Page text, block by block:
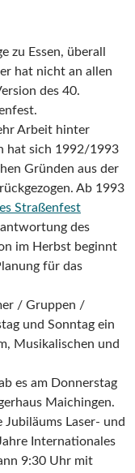
zu Essen, überall
hat nicht an allen
des 40.
Arbeit hinter
hat sich 1992/1993
Gründen aus der
Ab 1993
Straßenfest
des
im Herbst beginnt
für das
/ Gruppen /
und Sonntag ein
Musikalischen und
es am Donnerstag
Maichingen.
Jubiläums Laser- und
Internationales
9:30 Uhr mit